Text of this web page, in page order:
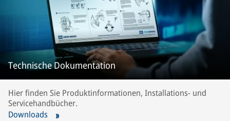
Technische Dokumentation
Hier finden Sie Produktinformationen, Installations- und
Servicehandbücher.
Downloads